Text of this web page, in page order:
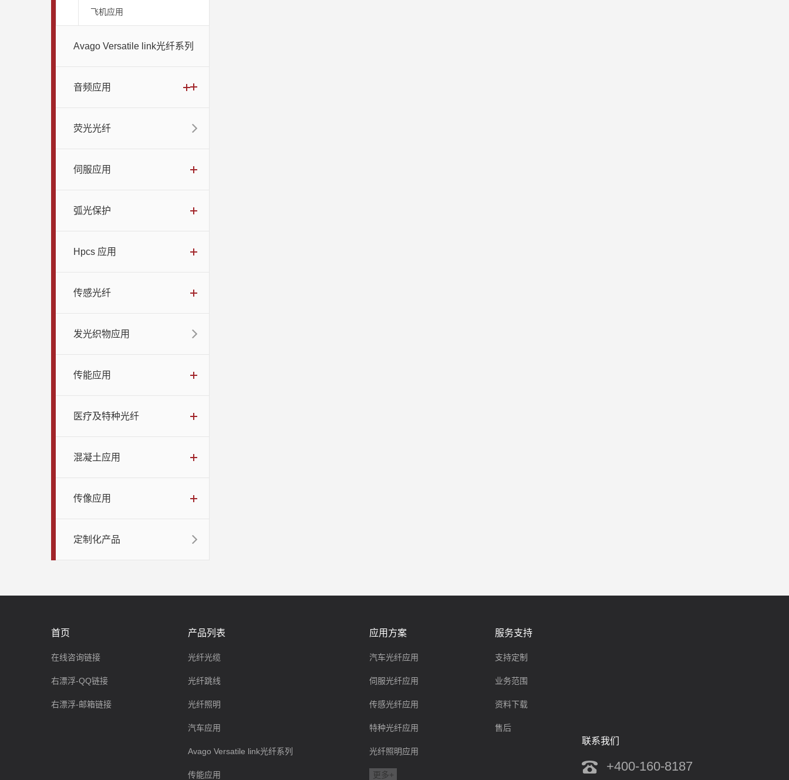
飞机应用
Avago Versatile link光纤系列
音频应用
荧光光纤
伺服应用
弧光保护
Hpcs 应用
传感光纤
发光织物应用
传能应用
医疗及特种光纤
混凝土应用
传像应用
定制化产品
首页
在线咨询链接
右漂浮-QQ链接
右漂浮-邮箱链接
产品列表
光纤光缆
光纤跳线
光纤照明
汽车应用
Avago Versatile link光纤系列
传能应用
应用方案
汽车光纤应用
伺服光纤应用
传感光纤应用
特种光纤应用
光纤照明应用
更多+
服务支持
支持定制
业务范围
资料下载
售后
联系我们
+400-160-8187